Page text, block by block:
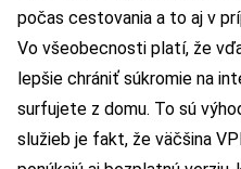
počas cestovania a to aj v
Vo všeobecnosti platí, že
lepšie chrániť súkromie na
surfujete z domu. To sú
služieb je fakt, že väčšina